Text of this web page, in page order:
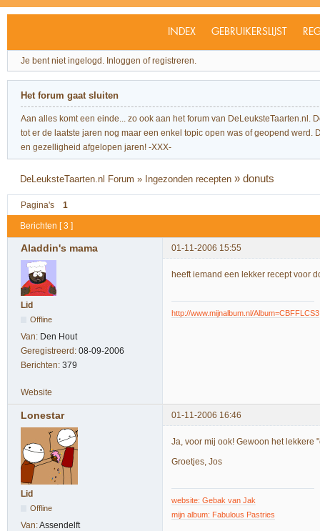
INDEX GEBRUIKERSLIJST
Je bent niet ingelogd. Inloggen of registreren.
Het forum gaat sluiten
Aan alles komt een einde... zo ook aan het forum van
tot er de laatste jaren nog maar een enkel topic open was of geopend
en gezelligheid afgelopen jaren! -XXX-
DeLeuksteTaarten.nl Forum » Ingezonden recepten »donuts
Pagina's 1
Berichten [ 3 ]
Aladdin's mama 01-11-2006 15:55
Lid
Offline
Van: Den Hout
Geregistreerd: 08-09-2006
Berichten: 379
heeft iemand een lekker recept voor
http://www.mijnalbum.nl/Album=CBFFLCS3
Website
Lonestar 01-11-2006 16:46
Lid
Offline
Van:Assendelft
Ja, voor mij ook! Gewoon het lekkere
Groetjes, Jos
website: Gebak van Jak
mijn album: Fabulous Pastries